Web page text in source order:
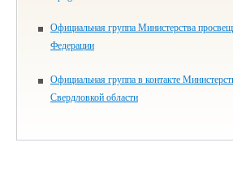
Официальная группа Министерства
Федерации
Официальная группа в контакте
Свердловкой области